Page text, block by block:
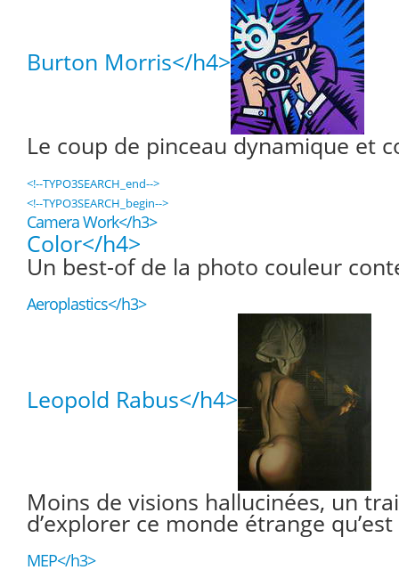
Burton Morris</h4>
Le coup de pinceau dynamique et
<!--TYPO3SEARCH_end-->
<!--TYPO3SEARCH_begin-->
Camera Work</h3>
Color</h4>
Un best-of de la photo couleur
Aeroplastics</h3>
Leopold Rabus</h4>
Moins de visions hallucinées, un
d’explorer ce monde étrange
MEP</h3>